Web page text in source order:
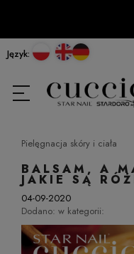
Język:
Pielęgnacja skóry i ciała
BALSAM, A
JAKIE SĄ
04-09-2020
Dodano: w kategorii: